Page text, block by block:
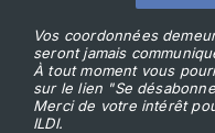
Vos coordonnées
seront jamais
À tout moment vous
sur le lien "Se
Merci de votre intérêt
ILDI.